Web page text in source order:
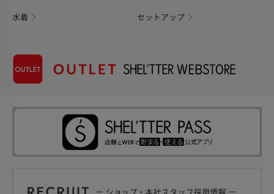
水着 セットアップ